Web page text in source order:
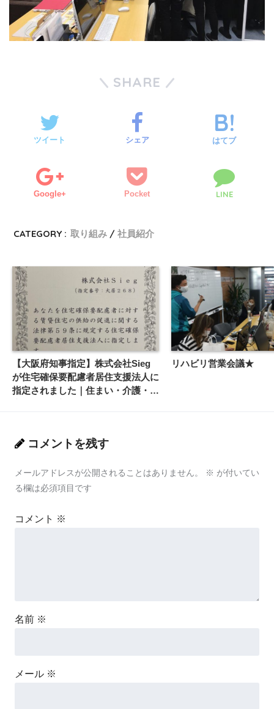
SHARE
ツイート シェア はてブ
Google+ Pocket LINE
CATEGORY : 取り組み 社員紹介
【大阪府知事指定】株式会社Sieg
が住宅確保要配慮者居住支援法人に
指定されました｜住まい・介護・医
リハビリ営業会議★
コメントを残す
メールアドレスが公開されることはありません。 ※ が付いてい
る欄は必須項目です
コメント ※
名前 ※
メール ※